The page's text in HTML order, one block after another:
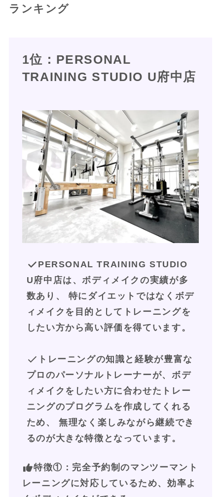
ランキング
1位：PERSONAL
TRAINING STUDIO U府中店
PERSONAL TRAINING STUDIO
U府中店は、ボディメイクの実績が多
数あり、 特にダイエットではなくボデ
ィメイクを目的としてトレーニングを
したい方から高い評価を得ています。
トレーニングの知識と経験が豊富な
プロのパーソナルトレーナーが、ボデ
ィメイクをしたい方に合わせたトレー
ニングのプログラムを作成してくれる
ため、 無理なく楽しみながら継続でき
るのが大きな特徴となっています。
特徴① ：完全予約制のマンツーマント
レーニングに対応しているため、効率よ